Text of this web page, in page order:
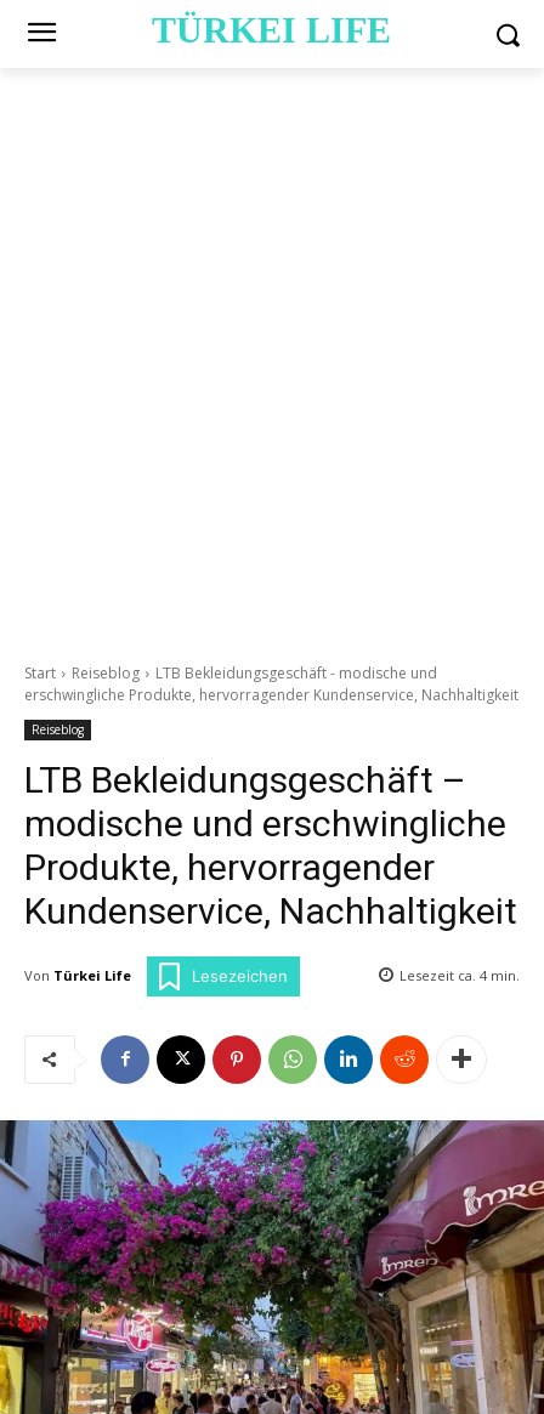
TÜRKEI LIFE
Start Reiseblog
LTB Bekleidungsgeschäft - modische und
erschwingliche Produkte, hervorragender Kundenservice, Nachhaltigkeit
Reiseblog
LTB Bekleidungsgeschäft –
modische und erschwingliche
Produkte, hervorragender
Kundenservice, Nachhaltigkeit
Von Türkei Life Lesezeichen Lesezeit ca. 4 min.